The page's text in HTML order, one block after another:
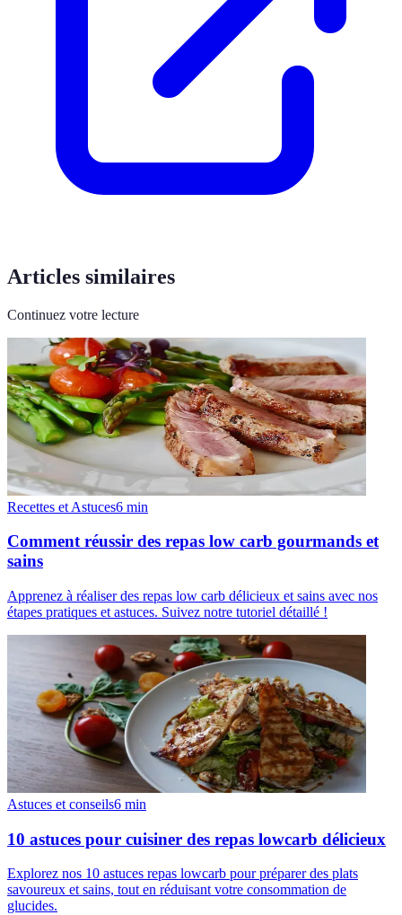
Articles similaires
Continuez votre lecture
Recettes et Astuces6 min
Comment réussir des repas low carb gourmands et
sains
Apprenez à réaliser des repas low carb délicieux et sains avec nos
étapes pratiques et astuces. Suivez notre tutoriel détaillé !
Astuces et conseils6 min
10 astuces pour cuisiner des repas lowcarb délicieux
Explorez nos 10 astuces repas lowcarb pour préparer des plats
savoureux et sains, tout en réduisant votre consommation de
glucides.